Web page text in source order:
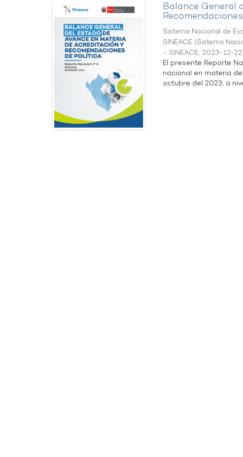
Balance General
Sistema Nacional de
SINEACE (Sistema
- SINEACE, 2023-12-22
El presente Reporte
nacional en materia
octubre del 2023, a